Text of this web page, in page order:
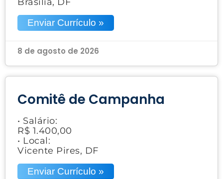
Enviar Currículo »
8 de agosto de 2026
Comitê de Campanha
• Salário:
R$ 1.400,00
• Local:
Vicente Pires, DF
Enviar Currículo »